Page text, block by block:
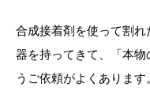
合成接着剤を使って割
器を持ってきて、「本
うご依頼がよくあります